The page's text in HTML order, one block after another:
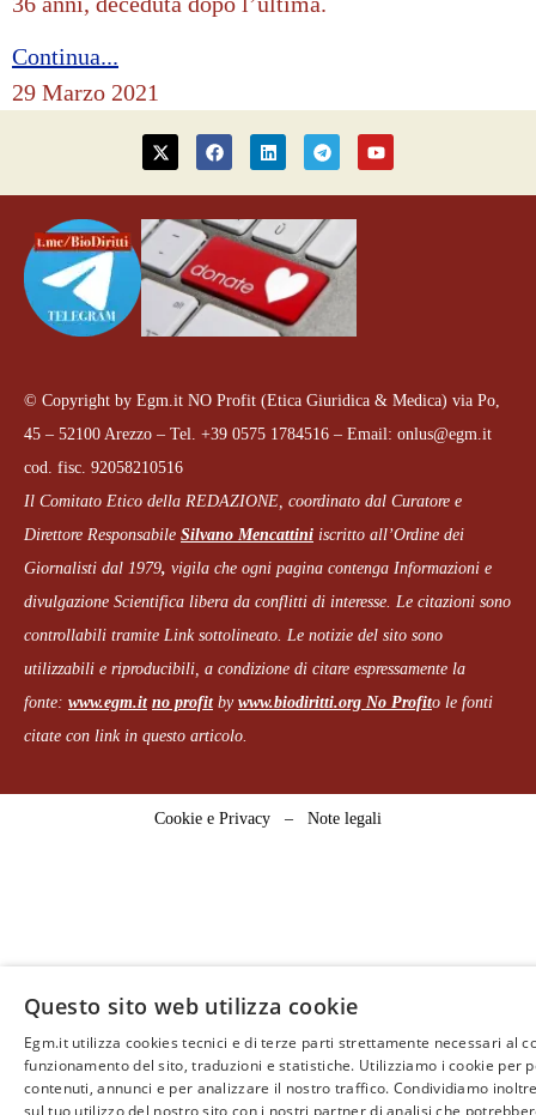
Continua...
29 Marzo 2021
© Copyright by Egm.it NO Profit (Etica Giuridica & Medica) via Po,
45 – 52100 Arezzo – Tel. +39 0575 1784516 – Email: onlus@egm.it
cod. fisc. 92058210516
Il Comitato Etico della REDAZIONE, coordinato dal Curatore e
Direttore Responsabile Silvano Mencattini iscritto all’Ordine dei
Giornalisti dal 1979, vigila che ogni pagina contenga Informazioni e
divulgazione Scientifica libera da conflitti di interesse. Le citazioni sono
controllabili tramite Link sottolineato. Le notizie del sito sono
utilizzabili e riproducibili, a condizione di citare espressamente la
fonte: www.egm.it no profitby www.biodiritti.org No Profito le fonti
citate con link in questo articolo.
Cookie e Privacy – Note legali
Questo sito web utilizza cookie
Egm.it utilizza cookies tecnici e di terze parti strettamente necessari al
funzionamento del sito, traduzioni e statistiche. Utilizziamo i cookie per
contenuti, annunci e per analizzare il nostro traffico. Condividiamo
sul tuo utilizzo del nostro sito con i nostri partner di analisi che